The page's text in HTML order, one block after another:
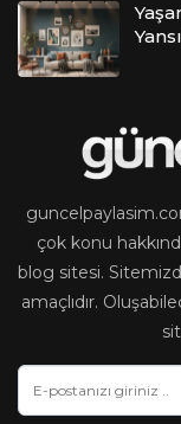
çok konu
blog sitesi.
amaçlıdır.